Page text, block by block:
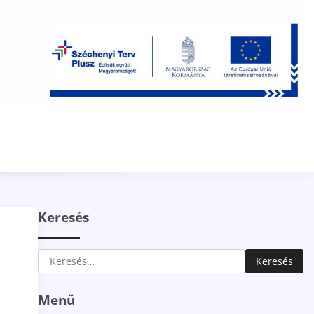
Keresés
Keresés:
Menü